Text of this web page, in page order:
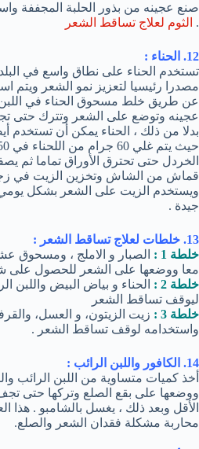
صنع عجينه من بذور الحلبة المجففة
. الثوم لعلاج تساقط الشعر
12. الحناء :
تستخدم الحناء على نطاق واسع في
مصدرا رئيسيا لتعزيز نمو الشعر ويتم
عن طريق خلط مسحوق الحناء في
عجينه وتوضع على الشعر وتترك حتى
بدلا من ذلك ، الحناء يمكن أن تستخدم
الخردل حتى تحترق الأوراق تماما ثم
قماش من الشاش وتخزين الزيت في
ويستخدم الزيت على الشعر بشكل
جيدة .
13. خلطات لعلاج تساقط الشعر :
خلطة 1 :
الصبار و الاملج ، ومسحوق
معا ووضعها على الشعر للحصول على
خلطة 2 :
الحناء و بياض البيض واللبن
ليوقف تساقط الشعر
خلطة 3 :
زيت الزيتون، و العسل،
واستخدامه لوقف تساقط الشعر .
14. الكافور واللبن الرائب :
أخذ كميات متساوية من اللبن الرائب
ووضعها على بقع الصلع وتركها حتى
الأقل وبعد ذلك ، يغسل بالشامبو . هذا
محاربة مشكلة فقدان الشعر والصلع.